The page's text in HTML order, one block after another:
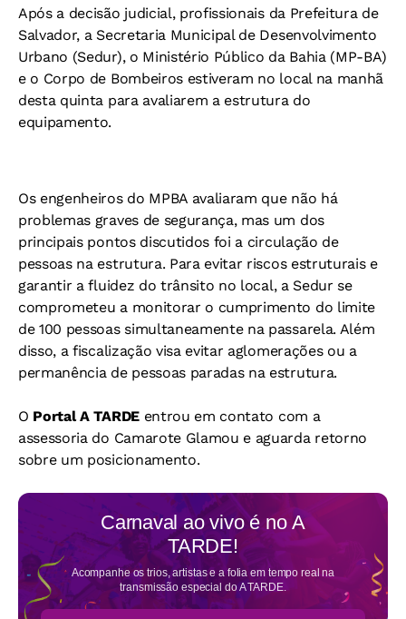
Após a decisão judicial, profissionais da Prefeitura de
Salvador, a Secretaria Municipal de Desenvolvimento
Urbano (Sedur), o Ministério Público da Bahia (MP-BA)
e o Corpo de Bombeiros estiveram no local na manhã
desta quinta para avaliarem a estrutura do
equipamento.
Os engenheiros do MPBA avaliaram que não há
problemas graves de segurança, mas um dos
principais pontos discutidos foi a circulação de
pessoas na estrutura. Para evitar riscos estruturais e
garantir a fluidez do trânsito no local, a Sedur se
comprometeu a monitorar o cumprimento do limite
de 100 pessoas simultaneamente na passarela. Além
disso, a fiscalização visa evitar aglomerações ou a
permanência de pessoas paradas na estrutura.
O Portal A TARDEentrou em contato com a
assessoria do Camarote Glamou e aguarda retorno
sobre um posicionamento.
Carnaval ao vivo é noA
TARDE!
Acompanhe os trios, artistas e a folia em tempo real na
transmissão especial do A TARDE.